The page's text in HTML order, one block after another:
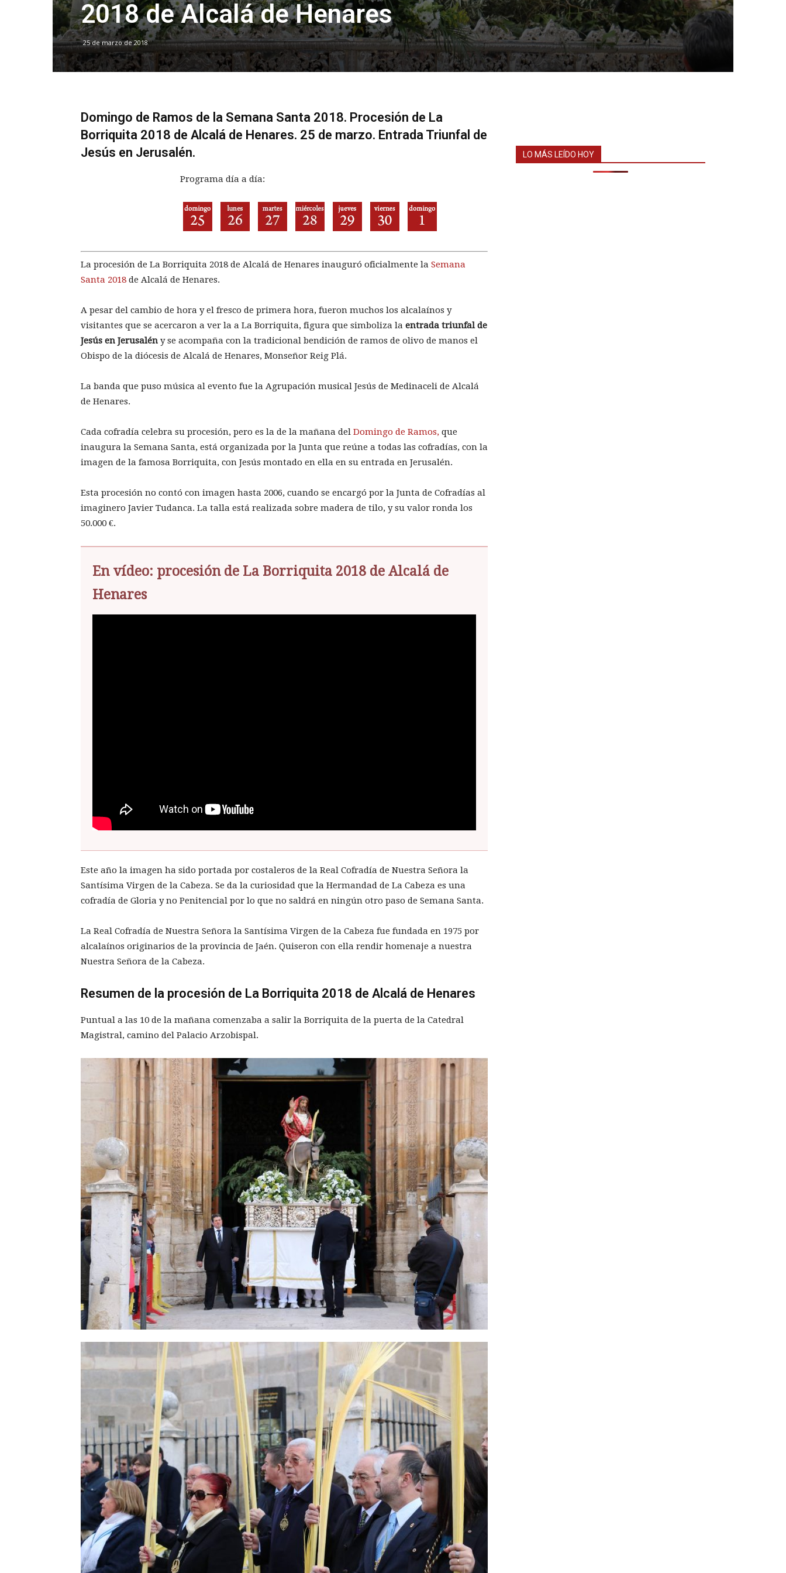
2018 de Alcalá de Henares
25 de marzo de 2018
Domingo de Ramos de la Semana Santa 2018. Procesión de La
Borriquita 2018 de Alcalá de Henares. 25 de marzo. Entrada Triunfal de
Jesús en Jerusalén.
Programa día a día:
La procesión de La Borriquita 2018 de Alcalá de Henares inauguró oficialmente la Semana
Santa 2018 de Alcalá de Henares.
A pesar del cambio de hora y el fresco de primera hora, fueron muchos los alcalaínos y
visitantes que se acercaron a ver la a La Borriquita, figura que simboliza la entrada triunfal de
Jesús en Jerusalén y se acompaña con la tradicional bendición de ramos de olivo de manos el
Obispo de la diócesis de Alcalá de Henares, Monseñor Reig Plá.
La banda que puso música al evento fue la Agrupación musical Jesús de Medinaceli de Alcalá
de Henares.
Cada cofradía celebra su procesión, pero es la de la mañana del Domingo de Ramos, que
inaugura la Semana Santa, está organizada por la Junta que reúne a todas las cofradías, con la
imagen de la famosa Borriquita, con Jesús montado en ella en su entrada en Jerusalén.
Esta procesión no contó con imagen hasta 2006, cuando se encargó por la Junta de Cofradías al
imaginero Javier Tudanca. La talla está realizada sobre madera de tilo, y su valor ronda los
50.000 €.
En vídeo: procesión de La Borriquita 2018 de Alcalá de
Henares
Este año la imagen ha sido portada por costaleros de la Real Cofradía de Nuestra Señora la
Santísima Virgen de la Cabeza. Se da la curiosidad que la Hermandad de La Cabeza es una
cofradía de Gloria y no Penitencial por lo que no saldrá en ningún otro paso de Semana Santa.
La Real Cofradía de Nuestra Señora la Santísima Virgen de la Cabeza fue fundada en 1975 por
alcalaínos originarios de la provincia de Jaén. Quiseron con ella rendir homenaje a nuestra
Nuestra Señora de la Cabeza.
Resumen de la procesión de La Borriquita 2018 de Alcalá de Henares
Puntual a las 10 de la mañana comenzaba a salir la Borriquita de la puerta de la Catedral
Magistral, camino del Palacio Arzobispal.
LO MÁS LEÍDO HOY